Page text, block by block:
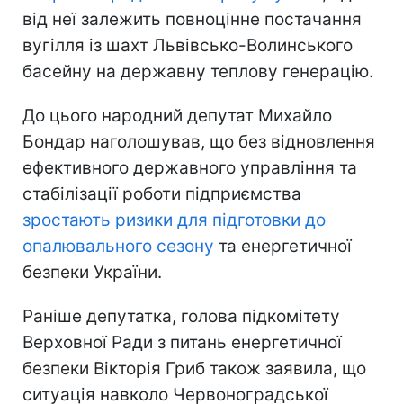
від неї залежить повноцінне постачання
вугілля із шахт Львівсько-Волинського
басейну на державну теплову генерацію.
До цього народний депутат Михайло
Бондар наголошував, що без відновлення
ефективного державного управління та
стабілізації роботи підприємства
зростають ризики для підготовки до
опалювального сезону та енергетичної
безпеки України.
Раніше депутатка, голова підкомітету
Верховної Ради з питань енергетичної
безпеки Вікторія Гриб також заявила, що
ситуація навколо Червоноградської